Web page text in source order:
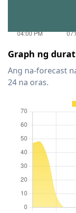
Graph ng
Ang na-forecast
24 na oras.